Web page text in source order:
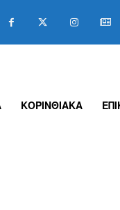
ΚΟΡΙΝΘΙΑΚΑ